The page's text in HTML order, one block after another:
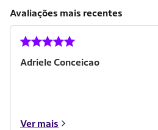
Avaliações mais recentes
Adriele Conceicao
Ver mais